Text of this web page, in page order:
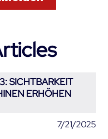
SICHTBARKEIT
ERHÖHEN
7/21/2025